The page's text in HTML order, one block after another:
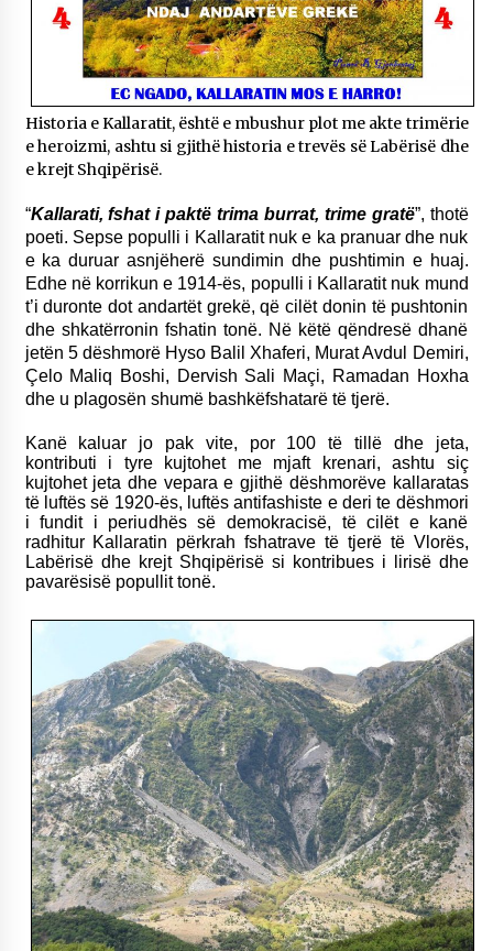
Historia e Kallaratit, është e mbushur plot me akte trimërie
e heroizmi, ashtu si gjithë historia e trevës së Labërisë dhe
e krejt Shqipërisë.
“Kallarati, fshat i paktë trima burrat, trime gratë”, thotë
poeti. Sepse populli i Kallaratit nuk e ka pranuar dhe nuk
e ka duruar asnjëherë sundimin dhe pushtimin e huaj.
Edhe në korrikun e 1914-ës, populli i Kallaratit nuk mund
t’i duronte dot andartët grekë, që cilët donin të pushtonin
dhe shkatërronin fshatin tonë. Në këtë qëndresë dhanë
jetën 5 dëshmorë Hyso Balil Xhaferi, Murat Avdul Demiri,
Çelo Maliq Boshi, Dervish Sali Maçi, Ramadan Hoxha
dhe u plagosën shumë bashkëfshatarë të tjerë.
Kanë kaluar jo pak vite, por 100 të tillë dhe jeta,
kontributi i tyre kujtohet me mjaft krenari, ashtu siç
kujtohet jeta dhe vepara e gjithë dëshmorëve kallaratas
të luftës së 1920-ës, luftës antifashiste e deri te dëshmori
i fundit i periudhës së demokracisë, të cilët e kanë
radhitur Kallaratin përkrah fshatrave të tjerë të Vlorës,
Labërisë dhe krejt Shqipërisë si kontribues i lirisë dhe
pavarësisë popullit tonë.